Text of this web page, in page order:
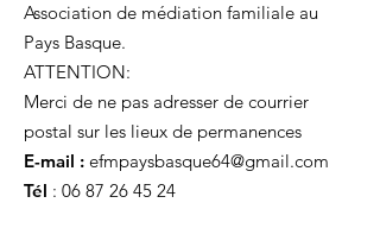
Association de médiation familiale au
Pays Basque.
ATTENTION:
Merci de ne pas adresser de courrier
postal sur les lieux de permanences
E-mail : efmpaysbasque64@gmail.com
Tél : 06 87 26 45 24